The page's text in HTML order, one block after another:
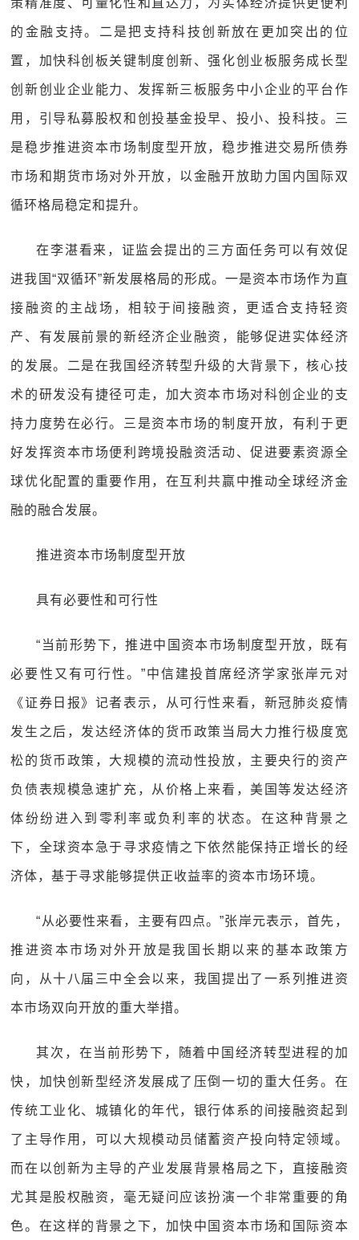
策精准度、可量化性和直达力，为实体经济提供更便利
的金融支持。二是把支持科技创新放在更加突出的位
置，加快科创板关键制度创新、强化创业板服务成长型
创新创业企业能力、发挥新三板服务中小企业的平台作
用，引导私募股权和创投基金投早、投小、投科技。三
是稳步推进资本市场制度型开放，稳步推进交易所债券
市场和期货市场对外开放，以金融开放助力国内国际双
循环格局稳定和提升。
在李湛看来，证监会提出的三方面任务可以有效促
进我国“双循环”新发展格局的形成。一是资本市场作为直
接融资的主战场，相较于间接融资，更适合支持轻资
产、有发展前景的新经济企业融资，能够促进实体经济
的发展。二是在我国经济转型升级的大背景下，核心技
术的研发没有捷径可走，加大资本市场对科创企业的支
持力度势在必行。三是资本市场的制度开放，有利于更
好发挥资本市场便利跨境投融资活动、促进要素资源全
球优化配置的重要作用，在互利共赢中推动全球经济金
融的融合发展。
推进资本市场制度型开放
具有必要性和可行性
“当前形势下，推进中国资本市场制度型开放，既有
必要性又有可行性。”中信建投首席经济学家张岸元对
《证券日报》记者表示，从可行性来看，新冠肺炎疫情
发生之后，发达经济体的货币政策当局大力推行极度宽
松的货币政策，大规模的流动性投放，主要央行的资产
负债表规模急速扩充，从价格上来看，美国等发达经济
体纷纷进入到零利率或负利率的状态。在这种背景之
下，全球资本急于寻求疫情之下依然能保持正增长的经
济体，基于寻求能够提供正收益率的资本市场环境。
“从必要性来看，主要有四点。”张岸元表示，首先，
推进资本市场对外开放是我国长期以来的基本政策方
向，从十八届三中全会以来，我国提出了一系列推进资
本市场双向开放的重大举措。
其次，在当前形势下，随着中国经济转型进程的加
快，加快创新型经济发展成了压倒一切的重大任务。在
传统工业化、城镇化的年代，银行体系的间接融资起到
了主导作用，可以大规模动员储蓄资产投向特定领域。
而在以创新为主导的产业发展背景格局之下，直接融资
尤其是股权融资，毫无疑问应该扮演一个非常重要的角
色。在这样的背景之下，加快中国资本市场和国际资本